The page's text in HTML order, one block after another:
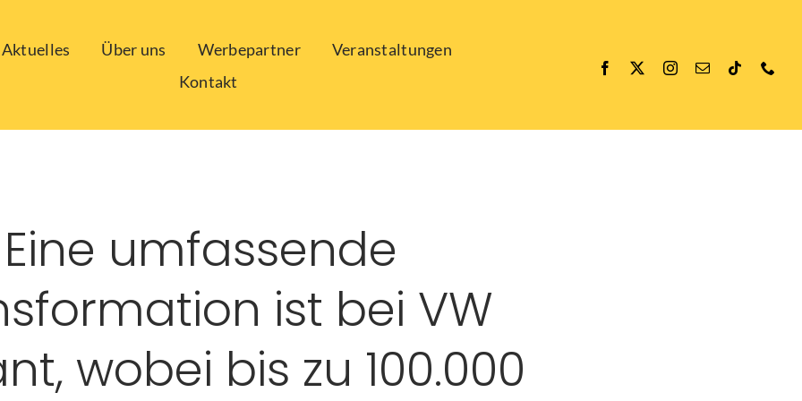
Aktuelles Über uns Werbepartner
Veranstaltungen
Kontakt
Eine umfassende
ist bei VW
wobei bis zu 100.000